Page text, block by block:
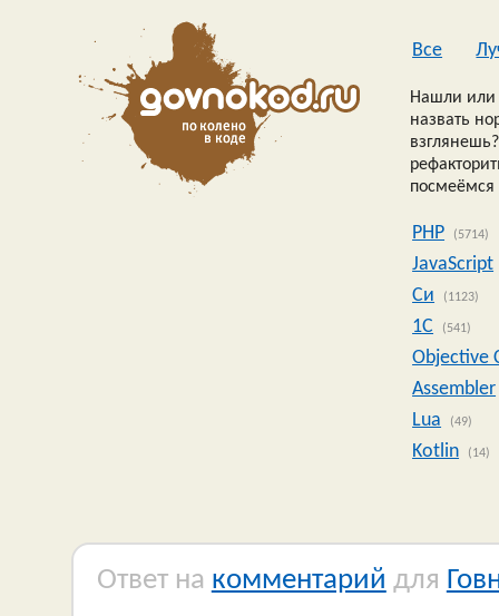
Все
Нашли или
назвать
посмеёмся
PHP (5714)
JavaScript
Си
(1123)
1C (541)
Objective
Assembler
Lua
(49)
Kotlin (14)
Ответ на комментарий для